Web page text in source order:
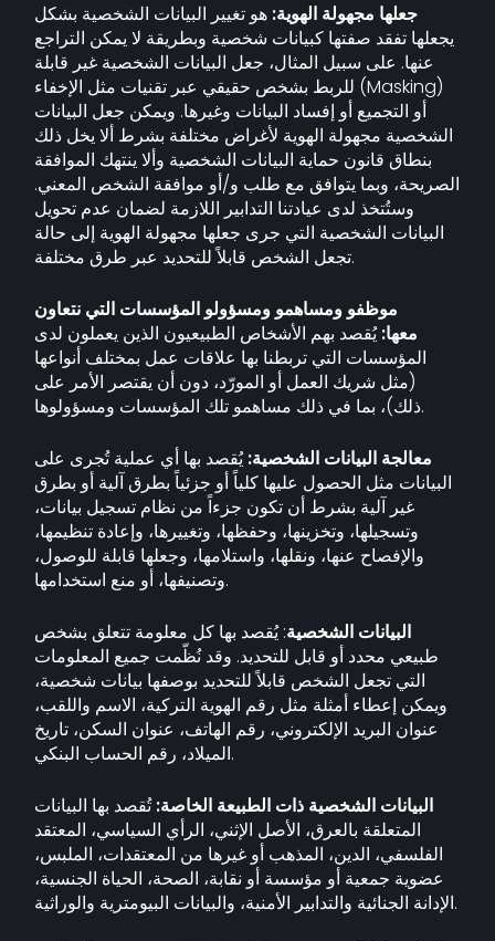
جعلها مجهولة الهوية: هو تغيير البيانات الشخصية بشكل
يجعلها تفقد صفتها كبيانات شخصية وبطريقة لا يمكن التراجع
عنها. على سبيل المثال، جعل البيانات الشخصية غير قابلة
للربط بشخص حقيقي عبر تقنيات مثل الإخفاء (Masking)
أو التجميع أو إفساد البيانات وغيرها. ويمكن جعل البيانات
الشخصية مجهولة الهوية لأغراض مختلفة بشرط ألا يخل ذلك
بنطاق قانون حماية البيانات الشخصية وألا ينتهك الموافقة
الصريحة، وبما يتوافق مع طلب و/أو موافقة الشخص المعني.
وستُتخذ لدى عيادتنا التدابير اللازمة لضمان عدم تحويل
البيانات الشخصية التي جرى جعلها مجهولة الهوية إلى حالة
تجعل الشخص قابلاً للتحديد عبر طرق مختلفة.
موظفو ومساهمو ومسؤولو المؤسسات التي نتعاون
معها:يُقصد بهم الأشخاص الطبيعيون الذين يعملون لدى
المؤسسات التي تربطنا بها علاقات عمل بمختلف أنواعها
(مثل شريك العمل أو المورّد، دون أن يقتصر الأمر على
ذلك)، بما في ذلك مساهمو تلك المؤسسات ومسؤولوها.
معالجة البيانات الشخصية:يُقصد بها أي عملية تُجرى على
البيانات مثل الحصول عليها كلياً أو جزئياً بطرق آلية أو بطرق
غير آلية بشرط أن تكون جزءاً من نظام تسجيل بيانات،
وتسجيلها، وتخزينها، وحفظها، وتغييرها، وإعادة تنظيمها،
والإفصاح عنها، ونقلها، واستلامها، وجعلها قابلة للوصول،
وتصنيفها، أو منع استخدامها.
البيانات الشخصية: يُقصد بها كل معلومة تتعلق بشخص
طبيعي محدد أو قابل للتحديد. وقد نُظّمت جميع المعلومات
التي تجعل الشخص قابلاً للتحديد بوصفها بيانات شخصية،
ويمكن إعطاء أمثلة مثل رقم الهوية التركية، الاسم واللقب،
عنوان البريد الإلكتروني، رقم الهاتف، عنوان السكن، تاريخ
الميلاد، رقم الحساب البنكي.
البيانات الشخصية ذات الطبيعة الخاصة:تُقصد بها البيانات
المتعلقة بالعرق، الأصل الإثني، الرأي السياسي، المعتقد
الفلسفي، الدين، المذهب أو غيرها من المعتقدات، الملبس،
عضوية جمعية أو مؤسسة أو نقابة، الصحة، الحياة الجنسية،
الإدانة الجنائية والتدابير الأمنية، والبيانات البيومترية والوراثية.